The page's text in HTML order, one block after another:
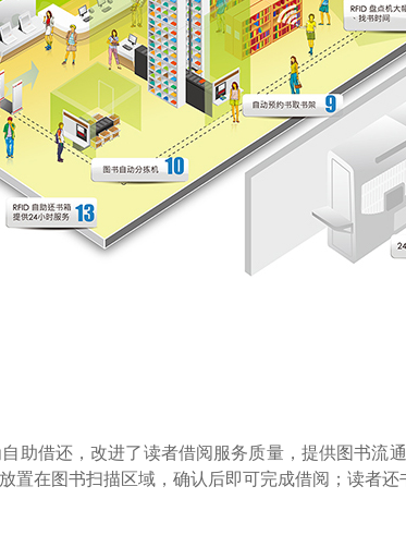
助借还，改进了读者借阅服务质量，提供图书流
置在图书扫描区域，确认后即可完成借阅；读者